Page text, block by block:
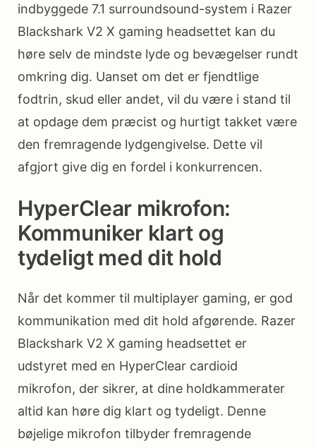
indbyggede 7.1 surroundsound-system i Razer
Blackshark V2 X gaming headsettet kan du
høre selv de mindste lyde og bevægelser rundt
omkring dig. Uanset om det er fjendtlige
fodtrin, skud eller andet, vil du være i stand til
at opdage dem præcist og hurtigt takket være
den fremragende lydgengivelse. Dette vil
afgjort give dig en fordel i konkurrencen.
HyperClear mikrofon:
Kommuniker klart og
tydeligt med dit hold
Når det kommer til multiplayer gaming, er god
kommunikation med dit hold afgørende. Razer
Blackshark V2 X gaming headsettet er
udstyret med en HyperClear cardioid
mikrofon, der sikrer, at dine holdkammerater
altid kan høre dig klart og tydeligt. Denne
bøjelige mikrofon tilbyder fremragende